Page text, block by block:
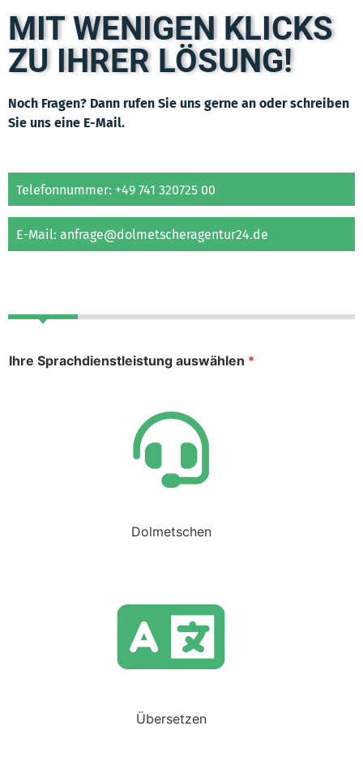
MIT WENIGEN KLICKS
ZU IHRER LÖSUNG!
Noch Fragen? Dann rufen Sie uns gerne an oder schreiben
Sie uns eine E-Mail.
Telefonnummer: +49 741 320725 00
E-Mail: anfrage@dolmetscheragentur24.de
Ihre Sprachdienstleistung auswählen *
Dolmetschen
Übersetzen